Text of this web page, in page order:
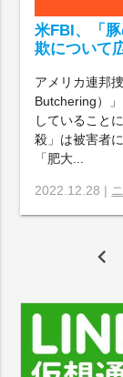
米FBI、「
欺について
アメリカ連邦
Butchering）
していること
殺」は被害者
「肥大...
2022.12.28 |
chevron_left